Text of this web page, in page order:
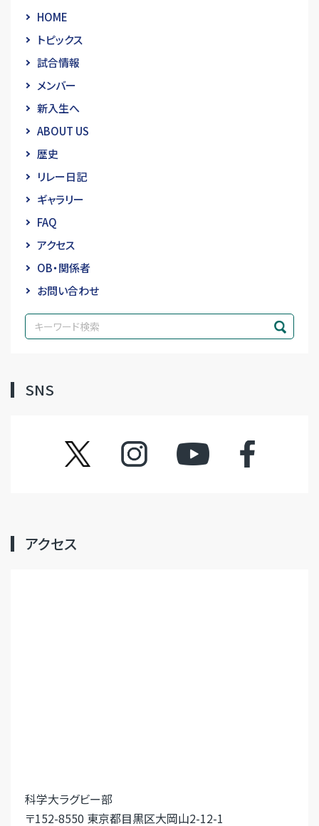
HOME
トピックス
試合情報
メンバー
新入生へ
ABOUT US
歴史
リレー日記
ギャラリー
FAQ
アクセス
OB・関係者
お問い合わせ
SNS
ツイッター インスタグラムYouTube フェイスブック
アクセス
科学大ラグビー部
〒152-8550 東京都目黒区大岡山2-12-1